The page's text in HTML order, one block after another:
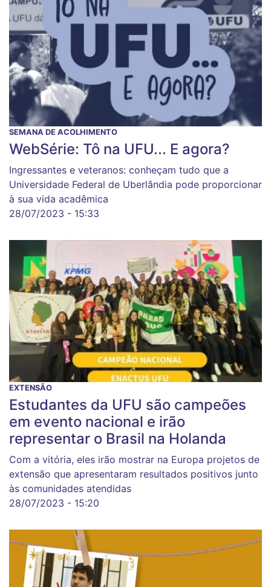
SEMANA DE ACOLHIMENTO
WebSérie: Tô na UFU... E agora?
Ingressantes e veteranos: conheçam tudo que a
Universidade Federal de Uberlândia pode proporcionar
à sua vida acadêmica
28/07/2023 - 15:33
EXTENSÃO
Estudantes da UFU são campeões
em evento nacional e irão
representar o Brasil na Holanda
Com a vitória, eles irão mostrar na Europa projetos de
extensão que apresentaram resultados positivos junto
às comunidades atendidas
28/07/2023 - 15:20